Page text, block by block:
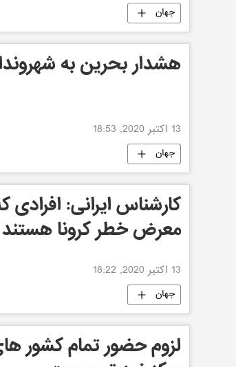
جهان
هشدار بحرین به
13 اکتبر 2020, 18:53
جهان
کارشناس ایرانی: افرادی
معرض خطر کرونا هستند
13 اکتبر 2020, 18:22
جهان
لزوم حضور تمام کشور